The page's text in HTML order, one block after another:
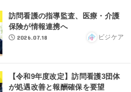
訪問看護の指導監査、医療・介護
保険が情報連携へ
2026.07.18 ビジケア
【令和9年度改定】訪問看護3団体
が処遇改善と報酬確保を要望